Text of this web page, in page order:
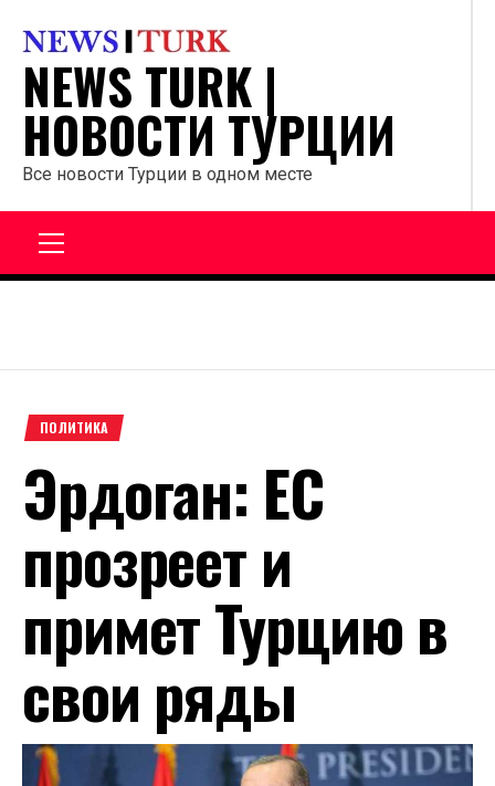
содержанию
NEWS TURK |
НОВОСТИ ТУРЦИИ
Все новости Турции в одном месте
ПОЛИТИКА
Эрдоган: ЕС
прозреет и
примет Турцию в
свои ряды